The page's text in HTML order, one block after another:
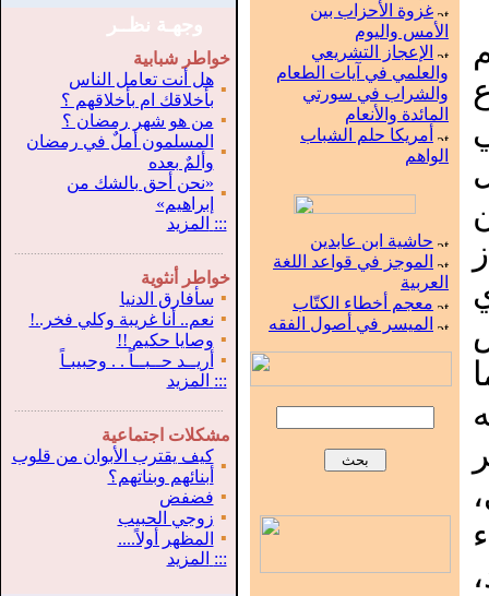
وجهـة نظــر
خواطر شبابية
▪
هل أنت تعامل الناس
بأخلاقك ام بأخلاقهم ؟
▪ من هو شهر رمضان ؟
▪
المسلمون أملٌ في رمضان
وألمٌ بعده
▪
«نحن أحق بالشك من
إبراهيم»
::: المزيد
خواطر أنثوية
▪ سأفارق الدنيا
▪ نعم.. أنا غريبة وكلي فخر..!
▪ وصايا حكيم !!
▪
أريــد حــبــاً . . وحبيبـاً
::: المزيد
مشكلات اجتماعية
▪
كيف يقترب الأبوان من قلوب
أبنائهم وبناتهم؟
▪ فضفض
▪ زوجي الحبيب
▪
المظهر أولاً....
::: المزيد
غزوة الأحزاب بين
الأمس واليوم
الإعجاز التشريعي
والعلمي في آيات الطعام
والشراب في سورتي
المائدة والأنعام
أمريكا حلم الشباب
الواهم
حاشية ابن عابدين
الموجز في قواعد اللغة
العربية
معجم أخطاء الكتّاب
الميسر في أصول الفقه